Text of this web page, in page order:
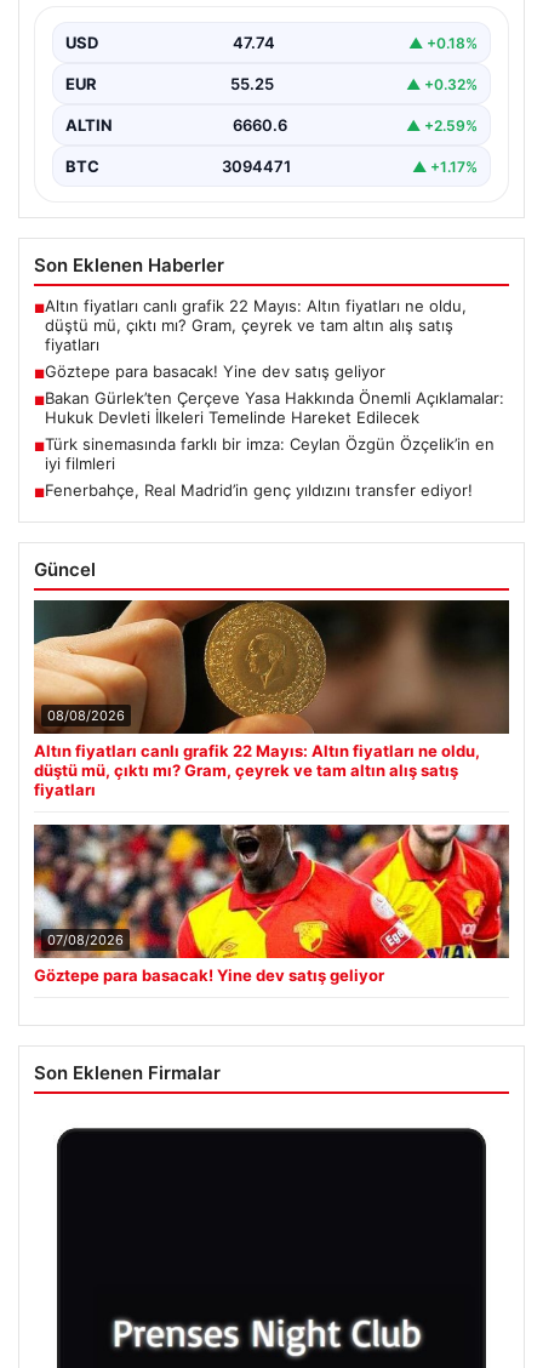
USD 47.74 ▲ +0.18%
EUR 55.25 ▲ +0.32%
ALTIN 6660.6 ▲ +2.59%
BTC 3094471 ▲ +1.17%
Son Eklenen Haberler
■Altın fiyatları canlı grafik 22 Mayıs: Altın fiyatları ne oldu,
düştü mü, çıktı mı? Gram, çeyrek ve tam altın alış satış
fiyatları
■Göztepe para basacak! Yine dev satış geliyor
■Bakan Gürlek’ten Çerçeve Yasa Hakkında Önemli Açıklamalar:
Hukuk Devleti İlkeleri Temelinde Hareket Edilecek
■Türk sinemasında farklı bir imza: Ceylan Özgün Özçelik’in en
iyi filmleri
■Fenerbahçe, Real Madrid’in genç yıldızını transfer ediyor!
Güncel
08/08/2026
Altın fiyatları canlı grafik 22 Mayıs: Altın fiyatları ne oldu,
düştü mü, çıktı mı? Gram, çeyrek ve tam altın alış satış
fiyatları
07/08/2026
Göztepe para basacak! Yine dev satış geliyor
Son Eklenen Firmalar